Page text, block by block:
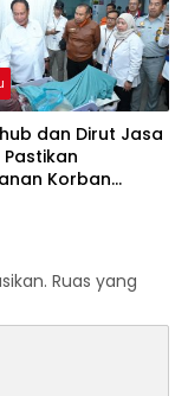
dan Dirut Jasa
Korban
Ruas yang